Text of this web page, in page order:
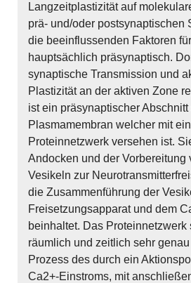
Langzeitplastizität auf
prä- und/oder postsynaptischen
die beeinflussenden Faktoren
hauptsächlich präsynaptisch.
synaptische Transmission und
Plastizität an der aktiven Zone
ist ein präsynaptischer Abschnitt
Plasmamembran welcher mit
Proteinnetzwerk versehen ist.
Andocken und der Vorbereitung
Vesikeln zur
die Zusammenführung der
Freisetzungsapparat und dem
beinhaltet. Das Proteinnetzwerk
räumlich und zeitlich sehr
Prozess des durch ein
Ca2+-Einstroms, mit